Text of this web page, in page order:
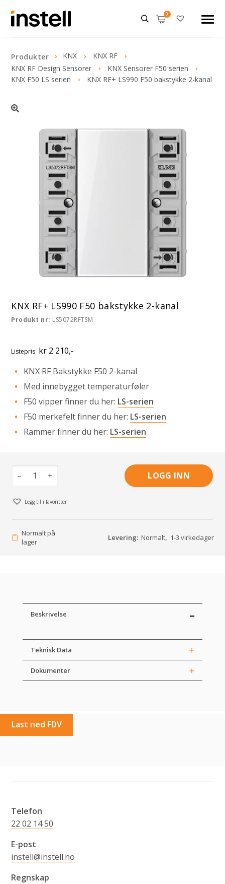
Produkter KNX
KNX RF
KNX RF Design Sensorer
KNX Sensorer F50 serien
KNX F50 LS serien
KNX RF+ LS990 F50 bakstykke 2-kanal
KNX RF+ LS990 F50 bakstykke 2-kanal
Produkt nr: LS5072RFTSM
Listepris kr 2 210,-
KNX RF Bakstykke F50 2-kanal
Med innebygget temperaturføler
F50 vipper finner du her: LS-serien
F50 merkefelt finner du her: LS-serien
Rammer finner du her: LS-serien
– + LOGG INN
Legg til i favoritter
Normalt på
lager
Levering: Normalt, 1-3 virkedager
Beskrivelse
Teknisk Data
Dokumenter
Last ned FDV
Telefon
22 02 14 50
E-post
instell@instell.no
Regnskap